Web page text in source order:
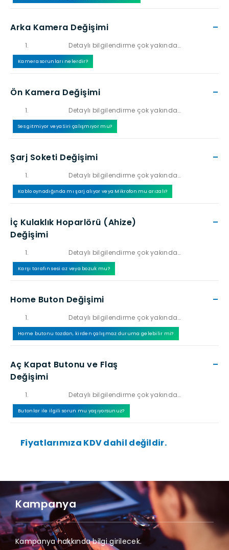
Arka Kamera Değişimi –
Detaylı bilgilendirme çok yakında…
Kamera sorunları nelerdir?
Ön Kamera Değişimi –
Detaylı bilgilendirme çok yakında…
Ses gitmiyor veya Siri çalışmıyor mu?
Şarj Soketi Değişimi –
Detaylı bilgilendirme çok yakında…
Kablo oynadığında mı şarj alıyor veya Mikrofon mu arızalı?
İç Kulaklık Hoparlörü (Ahize)
Değişimi
–
Detaylı bilgilendirme çok yakında…
Karşı tarafın sesi az veya bozuk mu?
Home Buton Değişimi –
Detaylı bilgilendirme çok yakında…
Home butonu tozdan, kirden çalışmaz duruma gelebilir mi?
Aç Kapat Butonu ve Flaş
Değişimi
–
Detaylı bilgilendirme çok yakında…
Butonlar ile ilgili sorun mu yaşıyorsunuz?
Fiyatlarımıza KDV dahil değildir.
Kampanya
Kampanya hakkında bilgi girilecek.